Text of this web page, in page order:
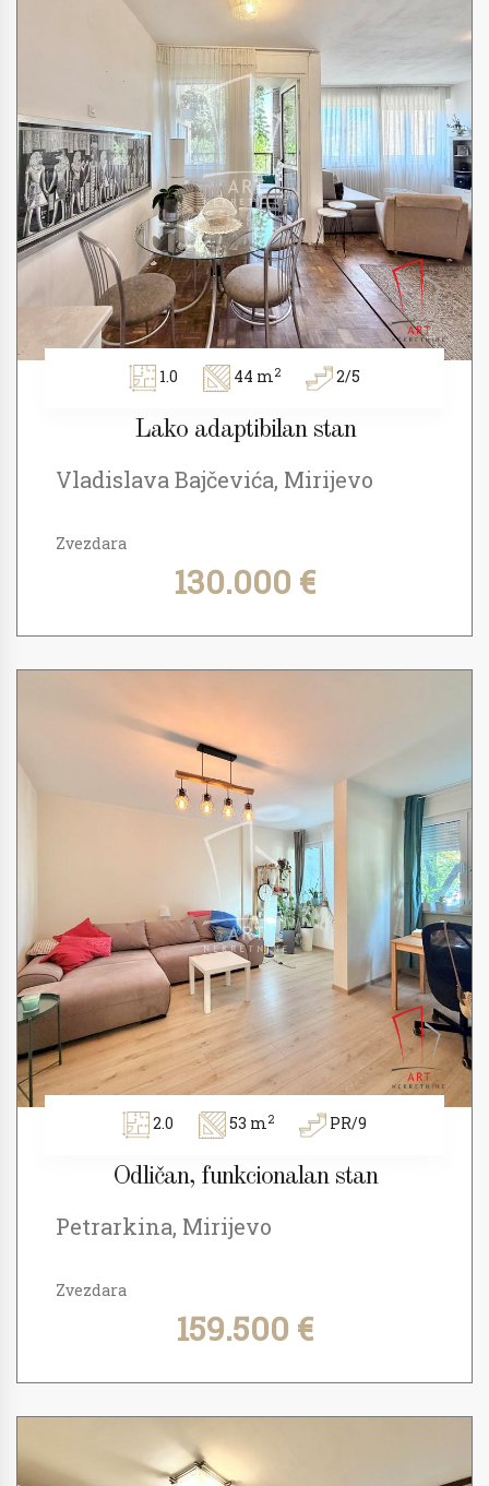
1.0 44 m2 2/5
Lako adaptibilan stan
Vladislava Bajčevića, Mirijevo
Zvezdara
130.000 €
2.0 53 m2 PR/9
Odličan, funkcionalan stan
Petrarkina, Mirijevo
Zvezdara
159.500 €